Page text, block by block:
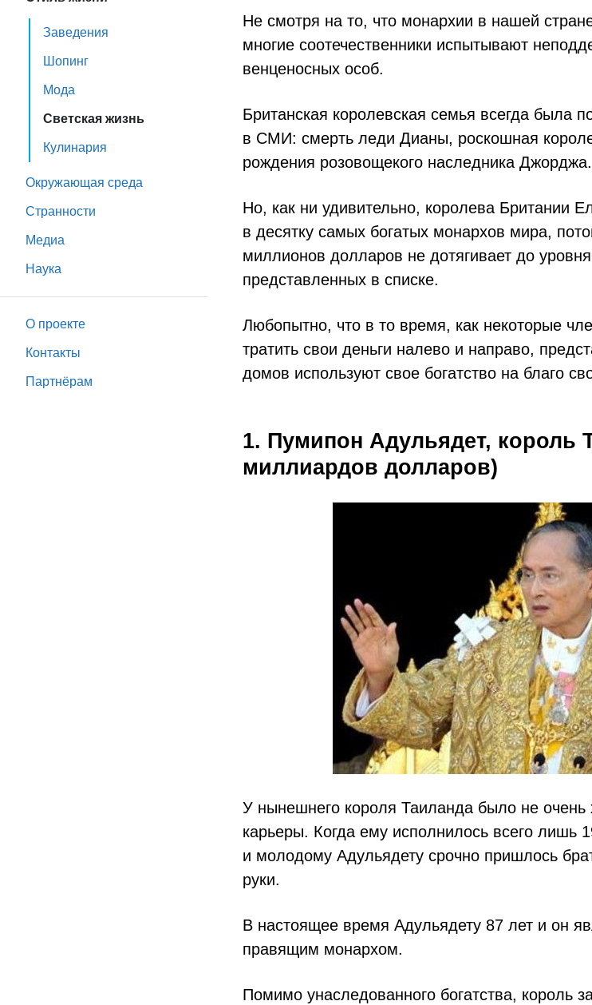
Заведения
Шопинг
Мода
Светская жизнь
Кулинария
Окружающая среда
Странности
Медиа
Наука
О проекте
Контакты
Партнёрам
Не смотря на то, что монархии в нашей
многие соотечественники испытывают
венценосных особ.
Британская королевская семья всегда была
в СМИ: смерть леди Дианы, роскошная
рождения розовощекого наследника Джорджа.
Но, как ни удивительно, королева Британии
в десятку самых богатых монархов мира,
миллионов долларов не дотягивает до
представленных в списке.
Любопытно, что в то время, как некоторые
тратить свои деньги налево и направо,
домов используют свое богатство на благо
1. Пумипон Адульядет, король
миллиардов долларов)
У нынешнего короля Таиланда было не
карьеры. Когда ему исполнилось всего лишь
и молодому Адульядету срочно пришлось
руки.
В настоящее время Адульядету 87 лет и он
правящим монархом.
Помимо унаследованного богатства, король